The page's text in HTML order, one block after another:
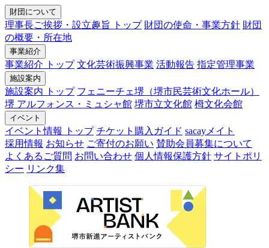
財団について
理事長ご挨拶・設立趣旨 トップ 財団の使命・事業方針 財団
の概要・所在地
事業紹介
事業紹介 トップ 文化芸術振興事業 活動報告 指定管理事業
施設案内
施設案内 トップ フェニーチェ堺（堺市民芸術文化ホール）
堺 アルフォンス・ミュシャ館 堺市立文化館 栂文化会館
イベント
イベント情報 トップ チケット購入ガイド sacayメイト
採用情報 お知らせ ご寄付のお願い 賛助会員募集について
よくあるご質問 お問い合わせ 個人情報保護方針 サイトポリ
シー リンク集